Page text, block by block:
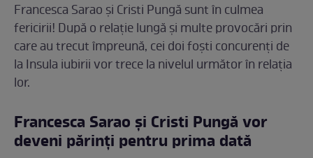
Francesca Sarao și Cristi Pungă sunt în culmea
fericirii! După o relație lungă și multe provocări prin
care au trecut împreună, cei doi foști concurenți de
la Insula iubirii vor trece la nivelul următor în relația
lor.
Francesca Sarao și Cristi Pungă vor
deveni părinți pentru prima dată